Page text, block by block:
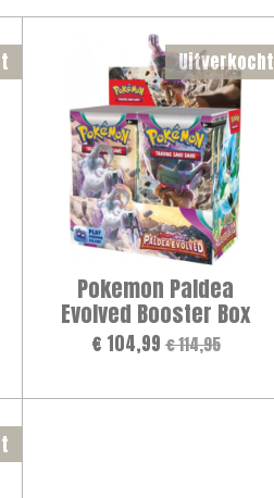
Uitverkocht
Pokemon Paldea
Evolved Booster Box
€ 104,99 € 114,95